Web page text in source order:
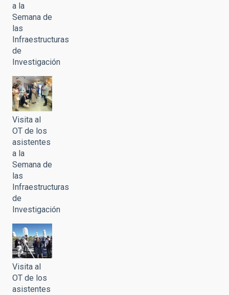
a la
Semana de
las
Infraestructuras
de
Investigación
Visita al
OT de los
asistentes
a la
Semana de
las
Infraestructuras
de
Investigación
Visita al
OT de los
asistentes